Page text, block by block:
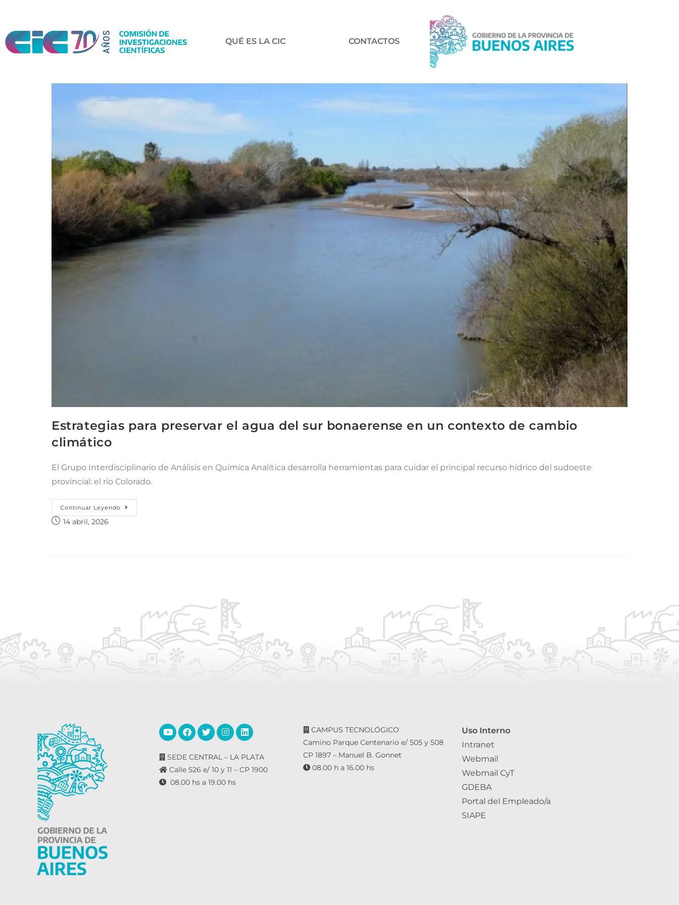
QUÉ ES LA CIC CONTACTOS
Estrategias para preservar el agua del sur bonaerense en un contexto de cambio
climático
El Grupo Interdisciplinario de Análisis en Química Analítica desarrolla herramientas para cuidar el principal recurso hídrico del sudoeste
provincial: el río Colorado.
Continuar Leyendo
14 abril, 2026
SEDE CENTRAL – LA PLATA
Calle 526 e/ 10 y 11 – CP 1900
08.00 hs a 19.00 hs
CAMPUS TECNOLÓGICO
Camino Parque Centenario e/ 505 y 508
CP 1897 – Manuel B. Gonnet
08.00 h a 16.00 hs
Uso Interno
Intranet
Webmail
Webmail CyT
GDEBA
Portal del Empleado/a
SIAPE